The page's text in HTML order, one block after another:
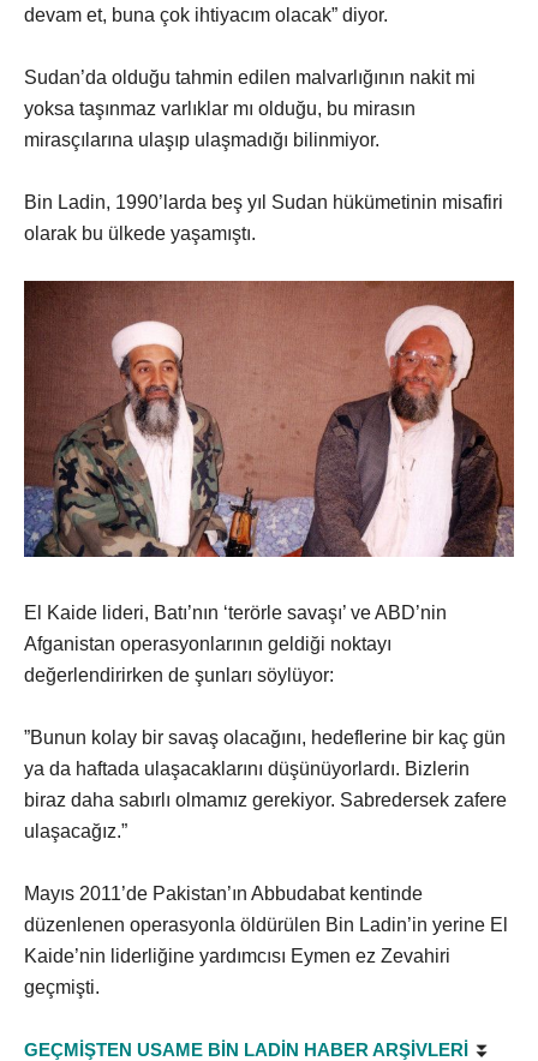
devam et, buna çok ihtiyacım olacak” diyor.
Sudan’da olduğu tahmin edilen malvarlığının nakit mi
yoksa taşınmaz varlıklar mı olduğu, bu mirasın
mirasçılarına ulaşıp ulaşmadığı bilinmiyor.
Bin Ladin, 1990’larda beş yıl Sudan hükümetinin misafiri
olarak bu ülkede yaşamıştı.
El Kaide lideri, Batı’nın ‘terörle savaşı’ ve ABD’nin
Afganistan operasyonlarının geldiği noktayı
değerlendirirken de şunları söylüyor:
”Bunun kolay bir savaş olacağını, hedeflerine bir kaç gün
ya da haftada ulaşacaklarını düşünüyorlardı. Bizlerin
biraz daha sabırlı olmamız gerekiyor. Sabredersek zafere
ulaşacağız.”
Mayıs 2011’de Pakistan’ın Abbudabat kentinde
düzenlenen operasyonla öldürülen Bin Ladin’in yerine El
Kaide’nin liderliğine yardımcısı Eymen ez Zevahiri
geçmişti.
GEÇMİŞTEN USAME BİN LADİN HABER ARŞİVLERİ ⏬